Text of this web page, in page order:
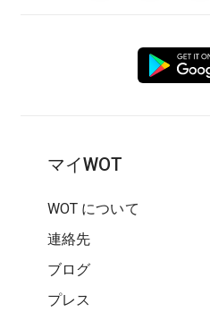
マイWOT
WOT について
連絡先
ブログ
プレス